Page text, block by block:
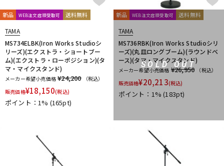
新品 WEB注文店頭受取可 送料無料
TAMA
MS734ELBK(Iron Works Studioシ
リーズ)(エクストラ・ショートブー
ム)(エクストラ・ローポジション)(タ
マ・マイクスタンド)
メーカー希望小売価格 ¥24,200
（税込）
販売価格¥18,150(税込)
ポイント：1% (165pt)
SOLD OUT
新品 WEB注文店頭受取可 送料無料
TAMA
MS736RBK(Iron Works Studioシリ
ーズ)(丸皿ロングブーム)(ラウンドベ
ース)(タマ・マイクスタンド)
メーカー希望小売価格 ¥26,950
（税込）
販売価格¥20,213(税込)
ポイント：1%(183pt)